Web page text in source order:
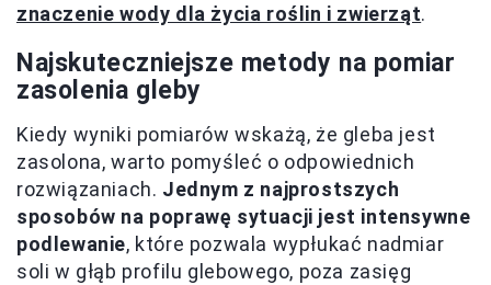
znaczenie wody dla życia roślin i zwierząt.
Najskuteczniejsze metody na pomiar
zasolenia gleby
Kiedy wyniki pomiarów wskażą, że gleba jest
zasolona, warto pomyśleć o odpowiednich
rozwiązaniach. Jednym z najprostszych
sposobów na poprawę sytuacji jest intensywne
podlewanie, które pozwala wypłukać nadmiar
soli w głąb profilu glebowego, poza zasięg